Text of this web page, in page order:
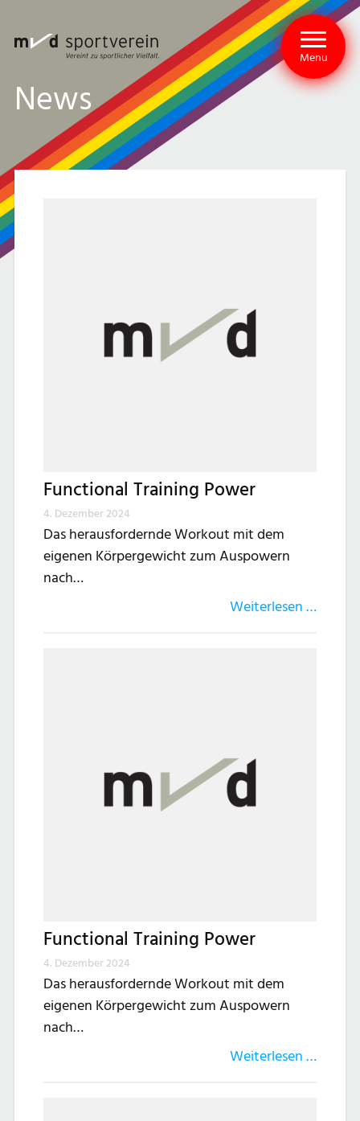
Menu
News
Functional Training Power
4. Dezember 2024
Das herausfordernde Workout mit dem
eigenen Körpergewicht zum Auspowern
nach…
Weiterlesen …
Functional Training Power
4. Dezember 2024
Das herausfordernde Workout mit dem
eigenen Körpergewicht zum Auspowern
nach…
Weiterlesen …